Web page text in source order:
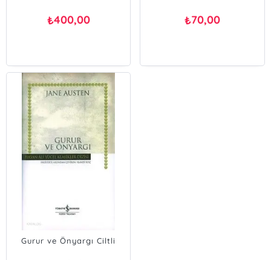
₺400,00 ₺70,00
Gurur ve Önyargı Ciltli